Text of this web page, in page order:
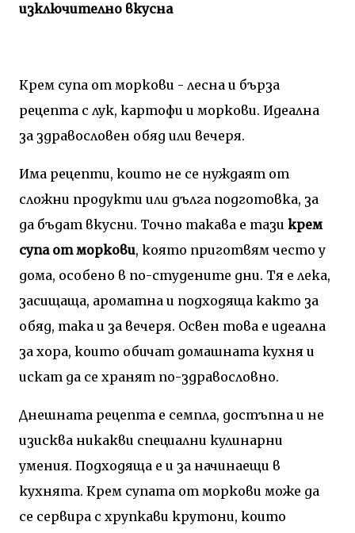
изключително вкусна
Крем супа от моркови - лесна и бърза
рецепта с лук, картофи и моркови. Идеална
за здравословен обяд или вечеря.
Има рецепти, които не се нуждаят от
сложни продукти или дълга подготовка, за
да бъдат вкусни. Точно такава е тази крем
супа от моркови, която приготвям често у
дома, особено в по-студените дни. Тя е лека,
засищаща, ароматна и подходяща както за
обяд, така и за вечеря. Освен това е идеална
за хора, които обичат домашната кухня и
искат да се хранят по-здравословно.
Днешната рецепта е семпла, достъпна и не
изисква никакви специални кулинарни
умения. Подходяща е и за начинаещи в
кухнята. Крем супата от моркови може да
се сервира с хрупкави крутони, които